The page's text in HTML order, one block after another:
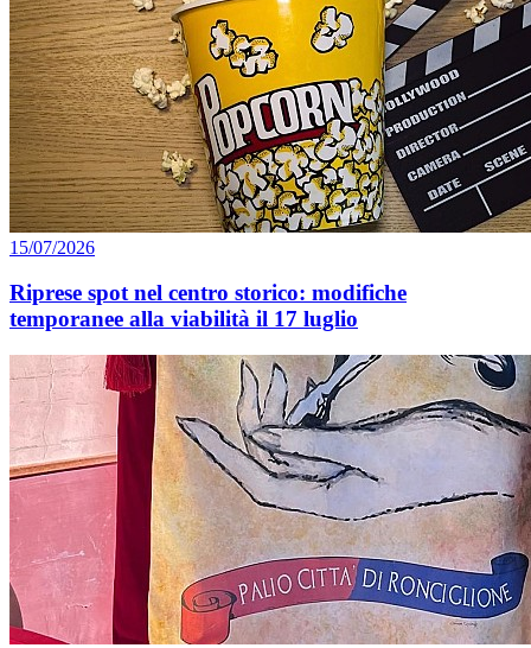
15/07/2026
Riprese spot nel centro storico: modifiche
temporanee alla viabilità il 17 luglio